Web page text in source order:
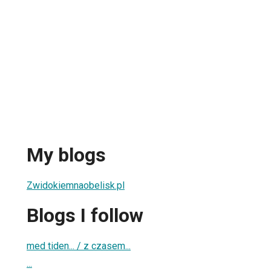
My blogs
Zwidokiemnaobelisk.pl
Blogs I follow
med tiden... / z czasem...
...